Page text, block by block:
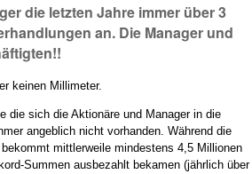
die letzten Jahre immer über 3
an. Die Manager und
keinen Millimeter.
die sich die Aktionäre und Manager in die
angeblich nicht vorhanden. Während die
mittlerweile mindestens 4,5 Millionen
Summen ausbezahlt bekamen (jährlich über